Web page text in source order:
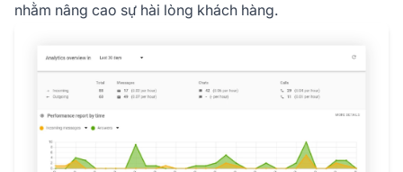
nhằm nâng cao sự hài lòng khách hàng.